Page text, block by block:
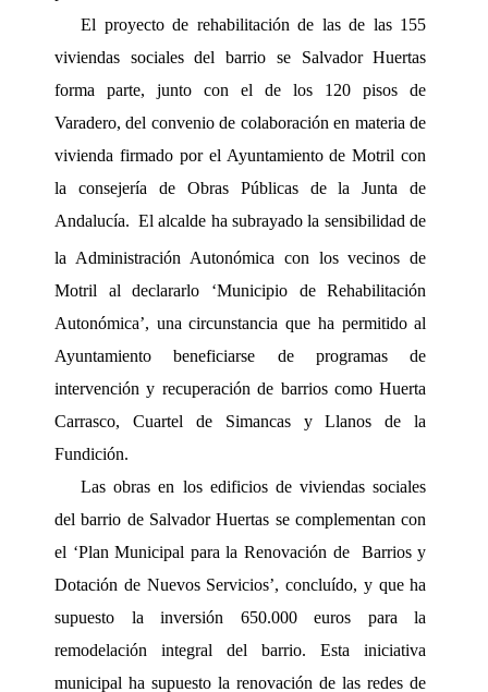
El proyecto de rehabilitación de las de las 155
viviendas sociales del barrio se Salvador Huertas
forma parte, junto con el de los 120 pisos de
Varadero, del convenio de colaboración en materia de
vivienda firmado por el Ayuntamiento de Motril con
la consejería de Obras Públicas de la Junta de
Andalucía. El alcalde ha subrayado la sensibilidad de
la Administración Autonómica con los vecinos de
Motril al declararlo ‘Municipio de Rehabilitación
Autonómica’, una circunstancia que ha permitido al
Ayuntamiento beneficiarse de programas de
intervención y recuperación de barrios como Huerta
Carrasco, Cuartel de Simancas y Llanos de la
Fundición.
Las obras en los edificios de viviendas sociales
del barrio de Salvador Huertas se complementan con
el ‘Plan Municipal para la Renovación de
Barrios y
Dotación de Nuevos Servicios’, concluído, y que ha
supuesto lainversión 650.000 euros para la
remodelación integral del barrio. Esta iniciativa
municipal ha supuesto la renovación de las redes de